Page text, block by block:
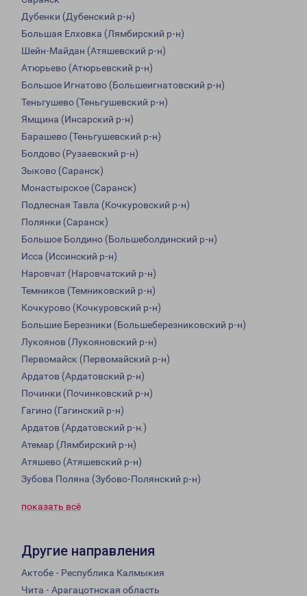
Дубенки (Дубенский р-н)
Большая Елховка (Лямбирский р-н)
Шейн-Майдан (Атяшевский р-н)
Атюрьево (Атюрьевский р-н)
Большое Игнатово (Большеигнатовский р-н)
Теньгушево (Теньгушевский р-н)
Ямщина (Инсарский р-н)
Барашево (Теньгушевский р-н)
Болдово (Рузаевский р-н)
Зыково (Саранск)
Монастырское (Саранск)
Подлесная Тавла (Кочкуровский р-н)
Полянки (Саранск)
Большое Болдино (Большеболдинский р-н)
Исса (Иссинский р-н)
Наровчат (Наровчатский р-н)
Темников (Темниковский р-н)
Кочкурово (Кочкуровский р-н)
Большие Березники (Большеберезниковский р-н)
Лукоянов (Лукояновский р-н)
Первомайск (Первомайский р-н)
Ардатов (Ардатовский р-н)
Починки (Починковский р-н)
Гагино (Гагинский р-н)
Ардатов (Ардатовский р-н.)
Атемар (Лямбирский р-н)
Атяшево (Атяшевский р-н)
Зубова Поляна (Зубово-Полянский р-н)
показать всё
Другие направления
Актобе - Республика Калмыкия
Чита - Арагацотнская область